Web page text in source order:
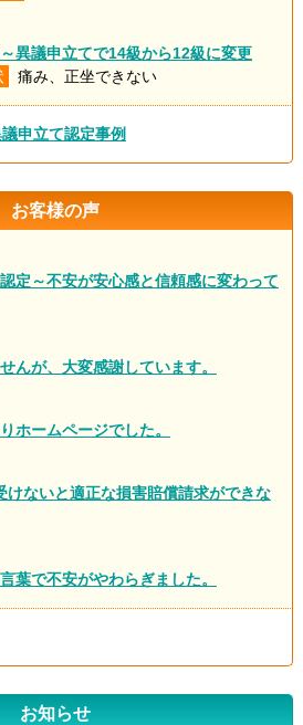
異議申立てで14級から12級に変更
痛み、正坐できない
申立て認定事例
お客様の声
定～不安が安心感と信頼感に変わって
んが、大変感謝しています。
ホームページでした。
けないと適正な損害賠償請求ができな
葉で不安がやわらぎました。
お知らせ